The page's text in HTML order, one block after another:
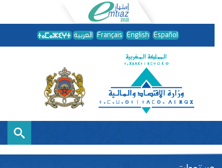
العربية Français English Español